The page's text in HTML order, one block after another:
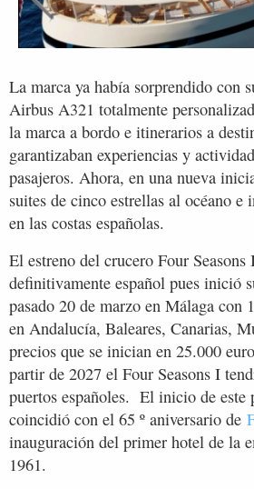
La marca ya había sorprendido con
Airbus A321 totalmente
la marca a bordo e itinerarios a
garantizaban experiencias y
pasajeros. Ahora, en una nueva
suites de cinco estrellas al océano e
en las costas españolas.
El estreno del crucero Four
definitivamente español pues inició
pasado 20 de marzo en Málaga con
en Andalucía, Baleares, Canarias,
precios que se inician en 25.000
partir de 2027 el Four Seasons I
puertos españoles. El inicio de este
coincidió con el 65 º aniversario de
inauguración del primer hotel de la
1961.